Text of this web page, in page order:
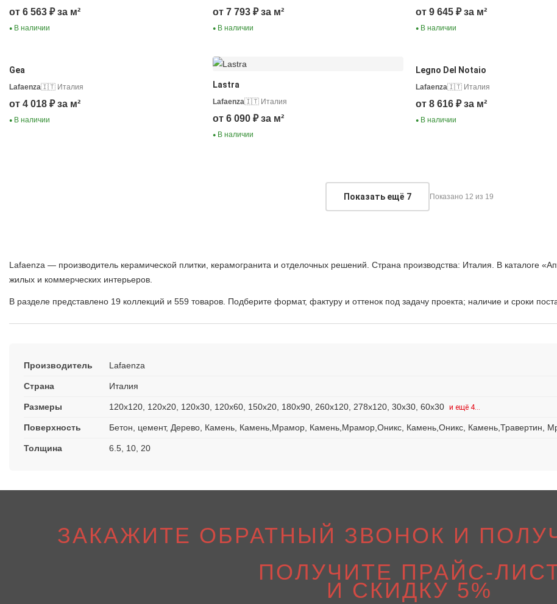
от 6 563 ₽ за м²
● В наличии
от 7 793 ₽ за м²
●В наличии
от 9 645 ₽ за м²
● В наличии
Gea
Lafaenza🇮🇹 Италия
от 4 018 ₽ за м²
● В наличии
Lastra
Lafaenza🇮🇹 Италия
от 6 090 ₽ за м²
●В наличии
Legno Del Notaio
Lafaenza🇮🇹 Италия
от 8 616 ₽ за м²
● В наличии
Показать ещё 7 Показано 12 из 19
Lafaenza — производитель керамической плитки, керамогранита и отделочных решений. Страна производства: Италия. В каталоге
жилых и коммерческих интерьеров.
В разделе представлено 19 коллекций и 559 товаров. Подберите формат, фактуру и оттенок под задачу проекта; наличие и сроки
Производитель Lafaenza
Страна Италия
Размеры 120x120, 120x20, 120x30, 120x60, 150x20, 180x90, 260x120, 278x120, 30x30, 60x30 и ещё 4…
Поверхность Бетон, цемент, Дерево, Камень, Камень,Мрамор, Камень,Мрамор,Оникс, Камень,Оникс, Камень,Травертин,
Толщина 6.5, 10, 20
ЗАКАЖИТЕ ОБРАТНЫЙ ЗВОНОК И
ПОЛУЧИТЕ ПРАЙС-
И СКИДКУ 5%